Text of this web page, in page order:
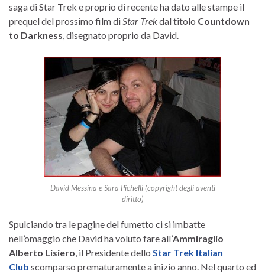
saga di Star Trek e proprio di recente ha dato alle stampe il
prequel del prossimo film di Star Trekdal titolo Countdown
to Darkness , disegnato proprio da David.
David Messina e Sara Pichelli (copyright degli aventi
diritto)
Spulciando tra le pagine del fumetto ci si imbatte
nell’omaggio che David ha voluto fare all’Ammiraglio
Alberto Lisiero , il Presidente dello Star Trek Italian
Club scomparso prematuramente a inizio anno. Nel quarto ed